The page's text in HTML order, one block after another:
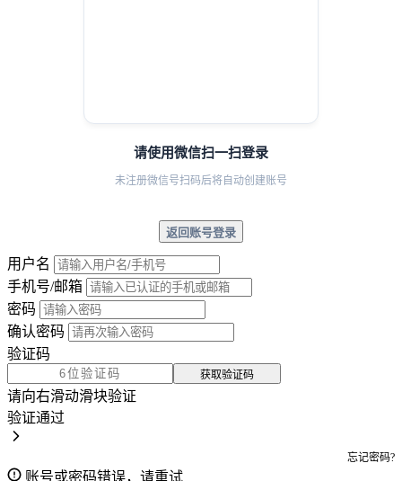
请使用微信扫一扫登录
未注册微信号扫码后将自动创建账号
返回账号登录
用户名
手机号/邮箱
密码
确认密码
验证码
获取验证码
请向右滑动滑块验证
验证通过
忘记密码?
账号或密码错误，请重试